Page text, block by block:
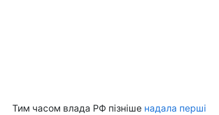
Тим часом влада РФ пізніше надала перші